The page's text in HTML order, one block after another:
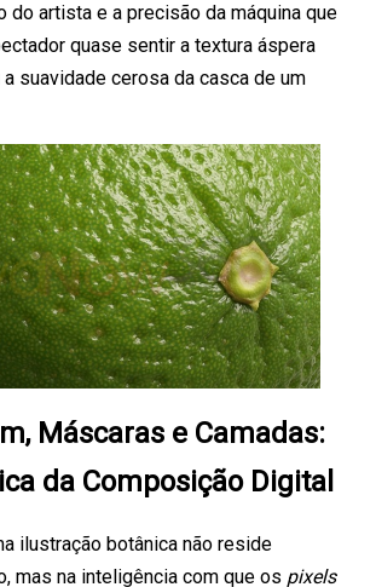
do artista e a precisão da máquina que
quase sentir a textura áspera
suavidade cerosa da casca de um
Máscaras e Camadas:
da Composição Digital
ilustração botânica não reside
mas na inteligência com que os pixels